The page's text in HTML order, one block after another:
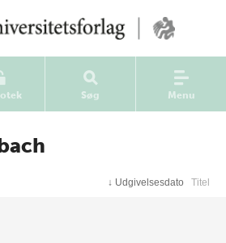
Søg Menu
↓ Udgivelsesdato Titel